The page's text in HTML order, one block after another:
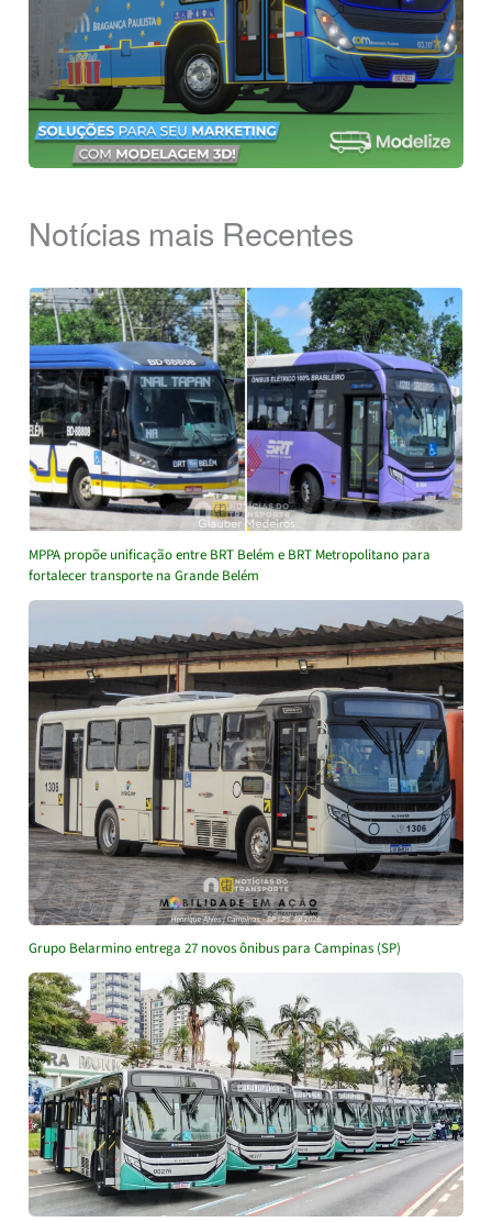
Notícias mais Recentes
MPPA propõe unificação entre BRT Belém e BRT Metropolitano para
fortalecer transporte na Grande Belém
Grupo Belarmino entrega 27 novos ônibus para Campinas (SP)